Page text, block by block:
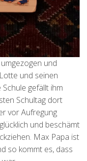
und
und seinen
gefällt ihm
Schultag dort
vor Aufregung
und beschämt
Max Papa ist
so kommt es, dass